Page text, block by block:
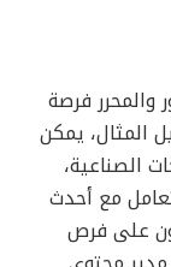
فرصة
المثال، يمكن
الصناعية،
مع أحدث
على فرص